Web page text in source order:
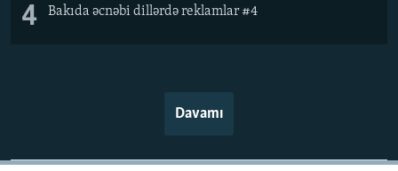
4 Bakıda əcnəbi dillərdə reklamlar #4
Davamı